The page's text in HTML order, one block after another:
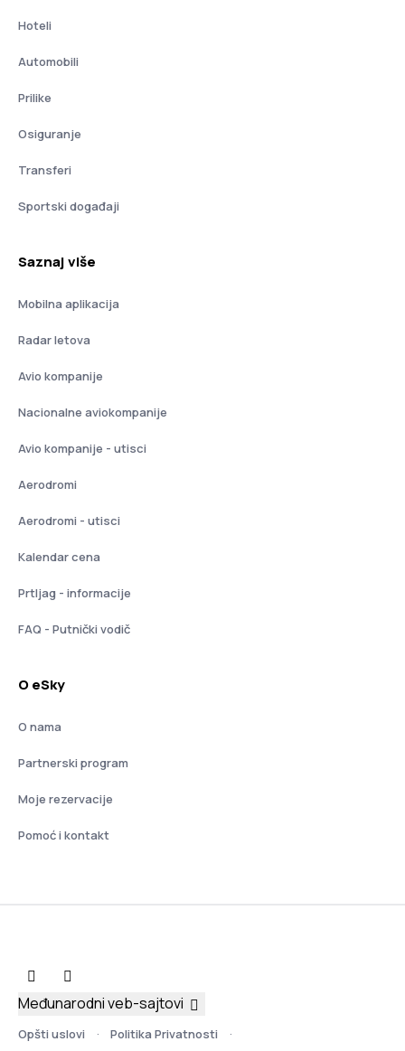
Hoteli
Automobili
Prilike
Osiguranje
Transferi
Sportski događaji
Saznaj više
Mobilna aplikacija
Radar letova
Avio kompanije
Nacionalne aviokompanije
Avio kompanije - utisci
Aerodromi
Aerodromi - utisci
Kalendar cena
Prtljag - informacije
FAQ - Putnički vodič
O eSky
O nama
Partnerski program
Moje rezervacije
Pomoć i kontakt
Opšti uslovi Politika Privatnosti
Međunarodni veb-sajtovi